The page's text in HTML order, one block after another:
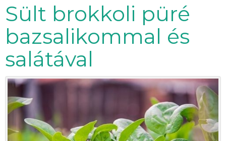
Sült brokkoli püré
bazsalikommal és
salátával